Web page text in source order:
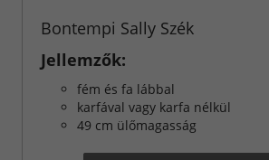
Bontempi Sally Szék
Jellemzők:
fém és fa lábbal
karfával vagy karfa nélkül
49 cm ülőmagasság